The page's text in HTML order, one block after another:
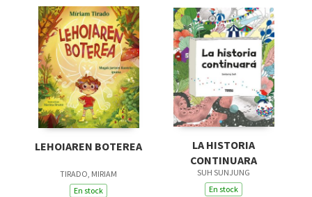
LEHOIAREN BOTEREA
TIRADO, MIRIAM
En stock
LA HISTORIA
CONTINUARA
SUH SUNJUNG
En stock